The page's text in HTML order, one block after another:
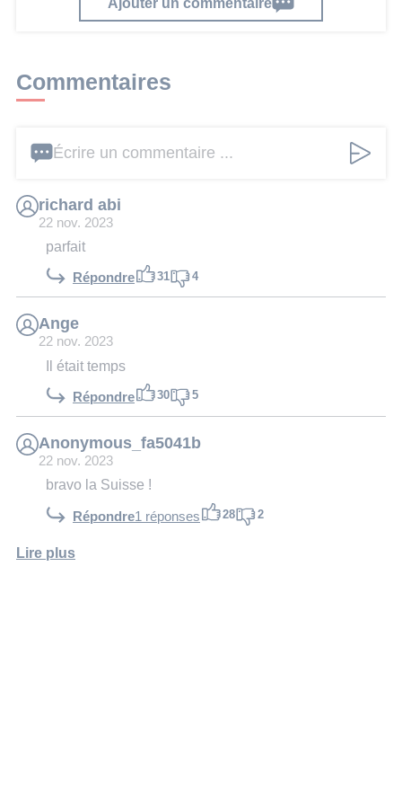
Commentaires
Écrire un commentaire ...
richard abi
22 nov. 2023
parfait
Répondre 31 4
Ange
22 nov. 2023
Il était temps
Répondre 30 5
Anonymous_fa5041b
22 nov. 2023
bravo la Suisse !
Répondre1 réponses 28 2
Lire plus